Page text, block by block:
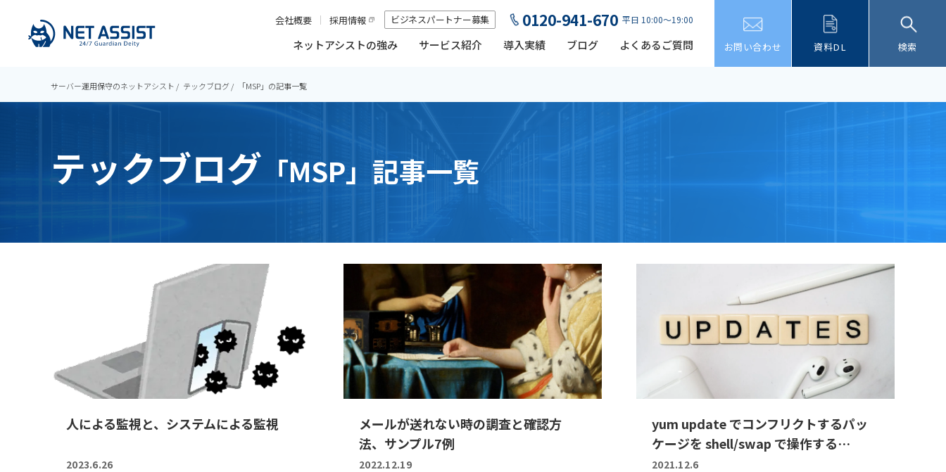
ネットアシストの強み サービス紹介 導入実績 ブログ よくあるご質問
会社概要 採用情報 ビジネスパートナー募集 0120-941-670 平日 10:00～19:00
お問い合わせ 資料DL 検索
サーバー運用保守のネットアシスト テックブログ 「MSP」の記事一覧
テックブログ 「MSP」記事一覧
人による監視と、システムによる監視
2023.6.26
メールが送れない時の調査と確認方
法、サンプル7例
2022.12.19
yum update でコンフリクトするパッ
ケージを shell/swap で操作する…
2021.12.6